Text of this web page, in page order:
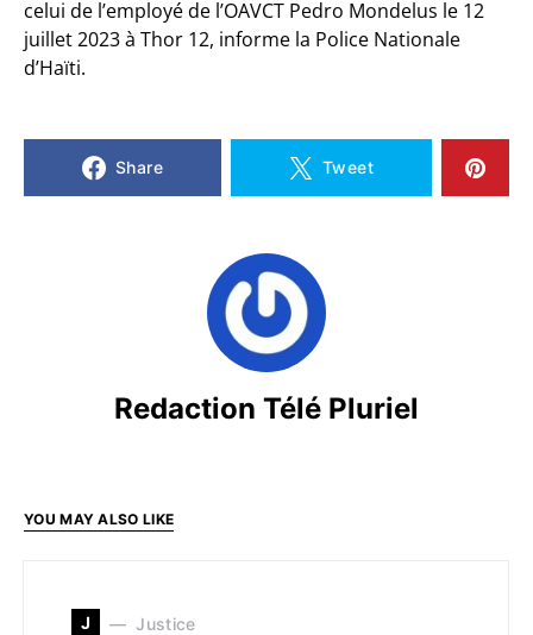
celui de l’employé de l’OAVCT Pedro Mondelus le 12
juillet 2023 à Thor 12, informe la Police Nationale
d’Haïti.
Share Tweet
Redaction Télé Pluriel
YOU MAY ALSO LIKE
J Justice